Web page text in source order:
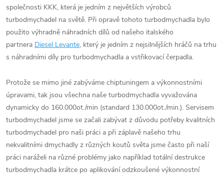
společnosti KKK, která je jedním z největších výrobců
turbodmychadel na světě. Při opravě tohoto turbodmychadla bylo
použito výhradně náhradních dílů od našeho italského
partnera Diesel Levante, který je jedním z nejsilnějších hráčů na trhu
s náhradními díly pro turbodmychadla a vstřikovací čerpadla.
Protože se mimo jiné zabýváme chiptuningem a výkonnostními
úpravami, tak jsou všechna naše turbodmychadla vyvažována
dynamicky do 160.000ot./min (standard 130.000ot./min.). Servisem
turbodmychadel jsme se začali zabývat z důvodu potřeby kvalitních
turbodmychadel pro naši práci a při záplavě našeho trhu
nekvalitními dmychadly z různých koutů světa jsme často při naší
práci naráželi na různé problémy jako například totální destrukce
turbodmychadla krátce po aplikování odzkoušené výkonnostní